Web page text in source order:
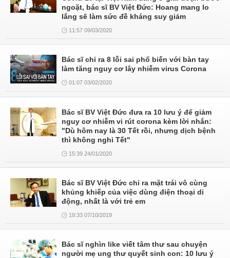
ngoặt, bác sĩ BV Việt Đức: Hoang mang lo
lắng sẽ làm sức đề kháng suy giảm
11:57 09/03/2020
Bác sĩ chỉ ra 8 lỗi sai phổ biến với bàn tay
làm tăng nguy cơ lây nhiễm virus Corona
01:07 03/02/2020
Bác sĩ BV Việt Đức đưa ra 10 lưu ý để giảm
nguy cơ nhiễm vi rút corona kèm lời nhắn:
"Dù hôm nay là 30 Tết rồi, nhưng dịch bệnh
thì không nghỉ Tết"
15:39 24/01/2020
Bác sĩ BV Việt Đức chỉ ra mặt trái vô cùng
khủng khiếp của việc dùng điện thoại di
động, nhất là với trẻ em
19:33 07/10/2019
Bác sĩ nghìn like viết tâm thư sau chuyện
người mẹ ung thư quyết sinh con: 10 lưu ý